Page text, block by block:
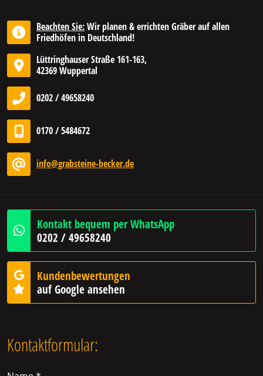
Beachten Sie:Wir planen & errichten Gräber auf allen
Friedhöfen in Deutschland!
Lüttringhauser Straße 161-163,
42369 Wuppertal
0202 / 49658240
0170 / 5484672
info@grabsteine-becker.de
Kontakt bequem per WhatsApp
0202 / 49658240
Kundenbewertungen
auf Google ansehen
Kontaktformular: